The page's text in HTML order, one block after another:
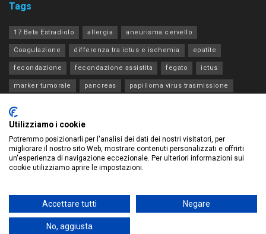
Tags
17 Beta Estradiolo allergia aneurisma cervello
Coagulazione differenza tra ictus e ischemia epatite
fecondazione fecondazione assistita fegato ictus
marker tumorale pancreas papilloma virus trasmissione
transaminasi
© 2023 Development byWe Blink DesignQuesto sito contribuisce
all'audience di Gruppo Redi
Utilizziamo i cookie
Potremmo posizionarli per l'analisi dei dati dei nostri visitatori, per
migliorare il nostro sito Web, mostrare contenuti personalizzati e offrirti
un'esperienza di navigazione eccezionale. Per ulteriori informazioni sui
cookie utilizziamo aprire le impostazioni.
Accettare tutti Negare
No, aggiusta